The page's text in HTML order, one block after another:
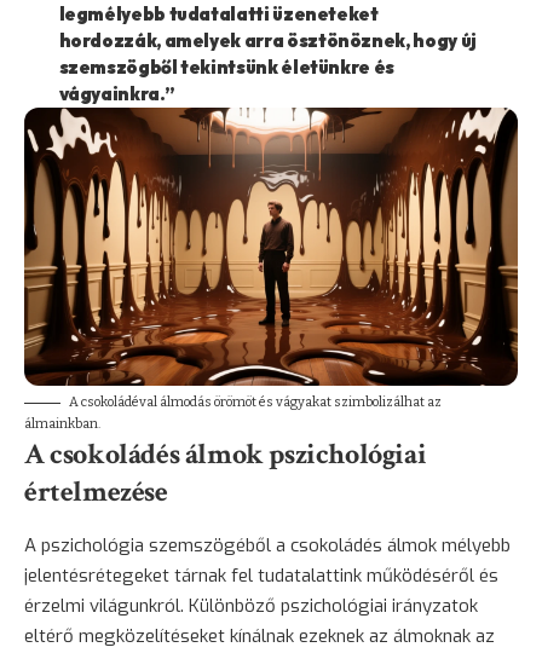
legmélyebb tudatalatti üzeneteket
hordozzák, amelyek arra ösztönöznek, hogy új
szemszögből tekintsünk életünkre és
vágyainkra.”
A csokoládéval álmodás örömöt és vágyakat szimbolizálhat az
álmainkban.
A csokoládés álmok pszichológiai
értelmezése
A pszichológia szemszögéből a csokoládés álmok mélyebb
jelentésrétegeket tárnak fel tudatalattink működéséről és
érzelmi világunkról. Különböző pszichológiai irányzatok
eltérő megközelítéseket kínálnak ezeknek az álmoknak az